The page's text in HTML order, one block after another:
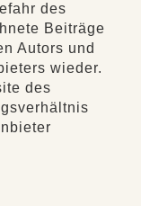
des
Beiträge
Autors und
wieder.
des